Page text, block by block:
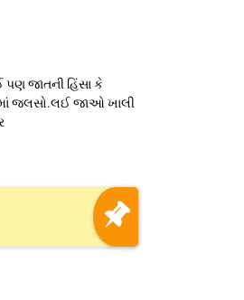
જાતની હિંસા કે
જલસો.લઈ જાઓ ખાલી